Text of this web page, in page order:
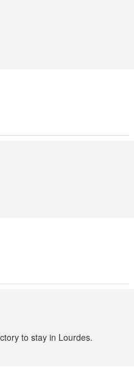
to stay in Lourdes.